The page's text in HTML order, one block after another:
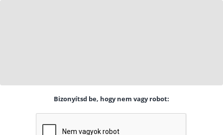
Bizonyítsd be, hogy nem vagy robot: